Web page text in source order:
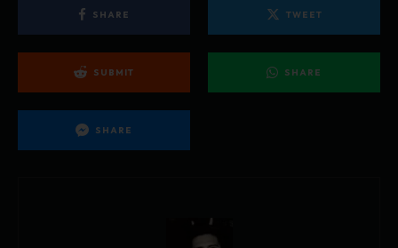
SHARE TWEET
SUBMIT SHARE
SHARE